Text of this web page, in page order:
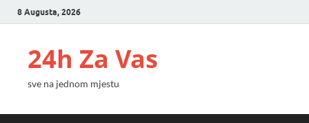
8 Augusta, 2026
24h Za Vas
sve na jednom mjestu